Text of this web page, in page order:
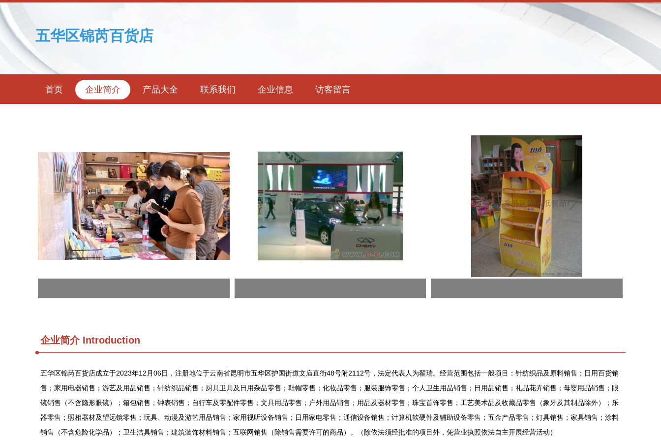
五华区锦芮百货店
首页 企业简介 产品大全 联系我们 企业信息 访客留言
企业简介 Introduction
五华区锦芮百货店成立于2023年12月06日，注册地位于云南省昆明市五华区护国街道文庙直街48号附2112号，法定代表人为翟瑞。经营范围包括一般项目：针纺织品及原料销售；日用百货销
售；家用电器销售；游艺及用品销售；针纺织品销售；厨具卫具及日用杂品零售；鞋帽零售；化妆品零售；服装服饰零售；个人卫生用品销售；日用品销售；礼品花卉销售；母婴用品销售；眼
镜销售（不含隐形眼镜）；箱包销售；钟表销售；自行车及零配件零售；文具用品零售；户外用品销售；用品及器材零售；珠宝首饰零售；工艺美术品及收藏品零售（象牙及其制品除外）；乐
器零售；照相器材及望远镜零售；玩具、动漫及游艺用品销售；家用视听设备销售；日用家电零售；通信设备销售；计算机软硬件及辅助设备零售；五金产品零售；灯具销售；家具销售；涂料
销售（不含危险化学品）；卫生洁具销售；建筑装饰材料销售；互联网销售（除销售需要许可的商品）。（除依法须经批准的项目外，凭营业执照依法自主开展经营活动）